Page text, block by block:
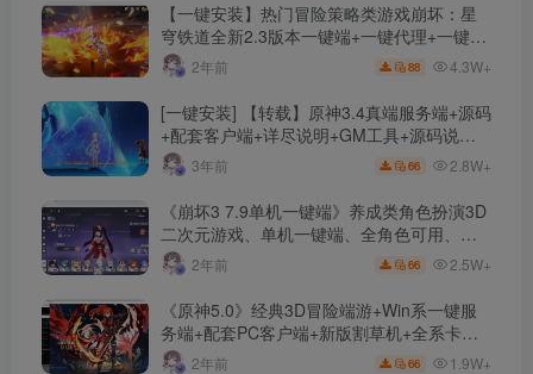
【一键安装】热门冒险策略类游戏崩坏：星
穹铁道全新2.3版本一键端+一键代理+一键启
动+免虚拟机
2年前 88 4.3W+
[一键安装] 【转载】原神3.4真端服务端+源码
+配套客户端+详尽说明+GM工具+源码说明
文件3年前 66 2.8W+
《崩坏3 7.9单机一键端》养成类角色扮演3D
二次元游戏、单机一键端、全角色可用、无
限资源、附带保姆级安装教程
2年前 66 2.5W+
《原神5.0》经典3D冒险端游+Win系一键服
务端+配套PC客户端+新版割草机+全系卡池
文件2年前 66 1.9W+